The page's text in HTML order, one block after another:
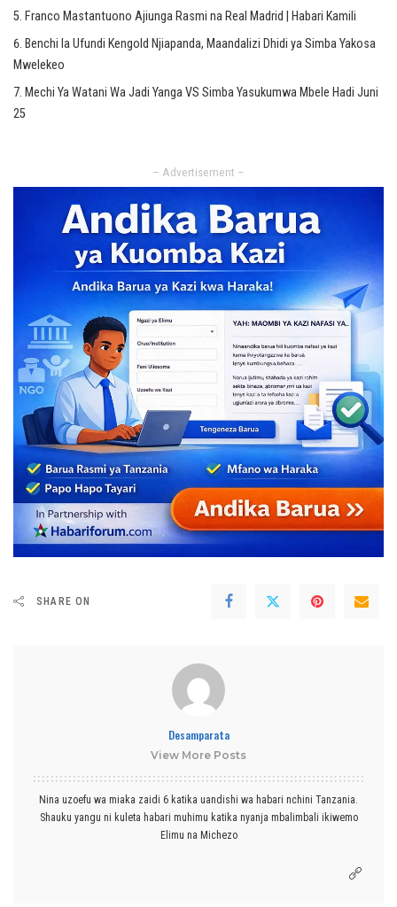
Franco Mastantuono Ajiunga Rasmi na Real Madrid | Habari Kamili
Benchi la Ufundi Kengold Njiapanda, Maandalizi Dhidi ya Simba Yakosa
Mwelekeo
Mechi Ya Watani Wa Jadi Yanga VS Simba Yasukumwa Mbele Hadi Juni
25
– Advertisement –
SHARE ON
Desamparata
View More Posts
Nina uzoefu wa miaka zaidi 6 katika uandishi wa habari nchini Tanzania.
Shauku yangu ni kuleta habari muhimu katika nyanja mbalimbali ikiwemo
Elimu na Michezo